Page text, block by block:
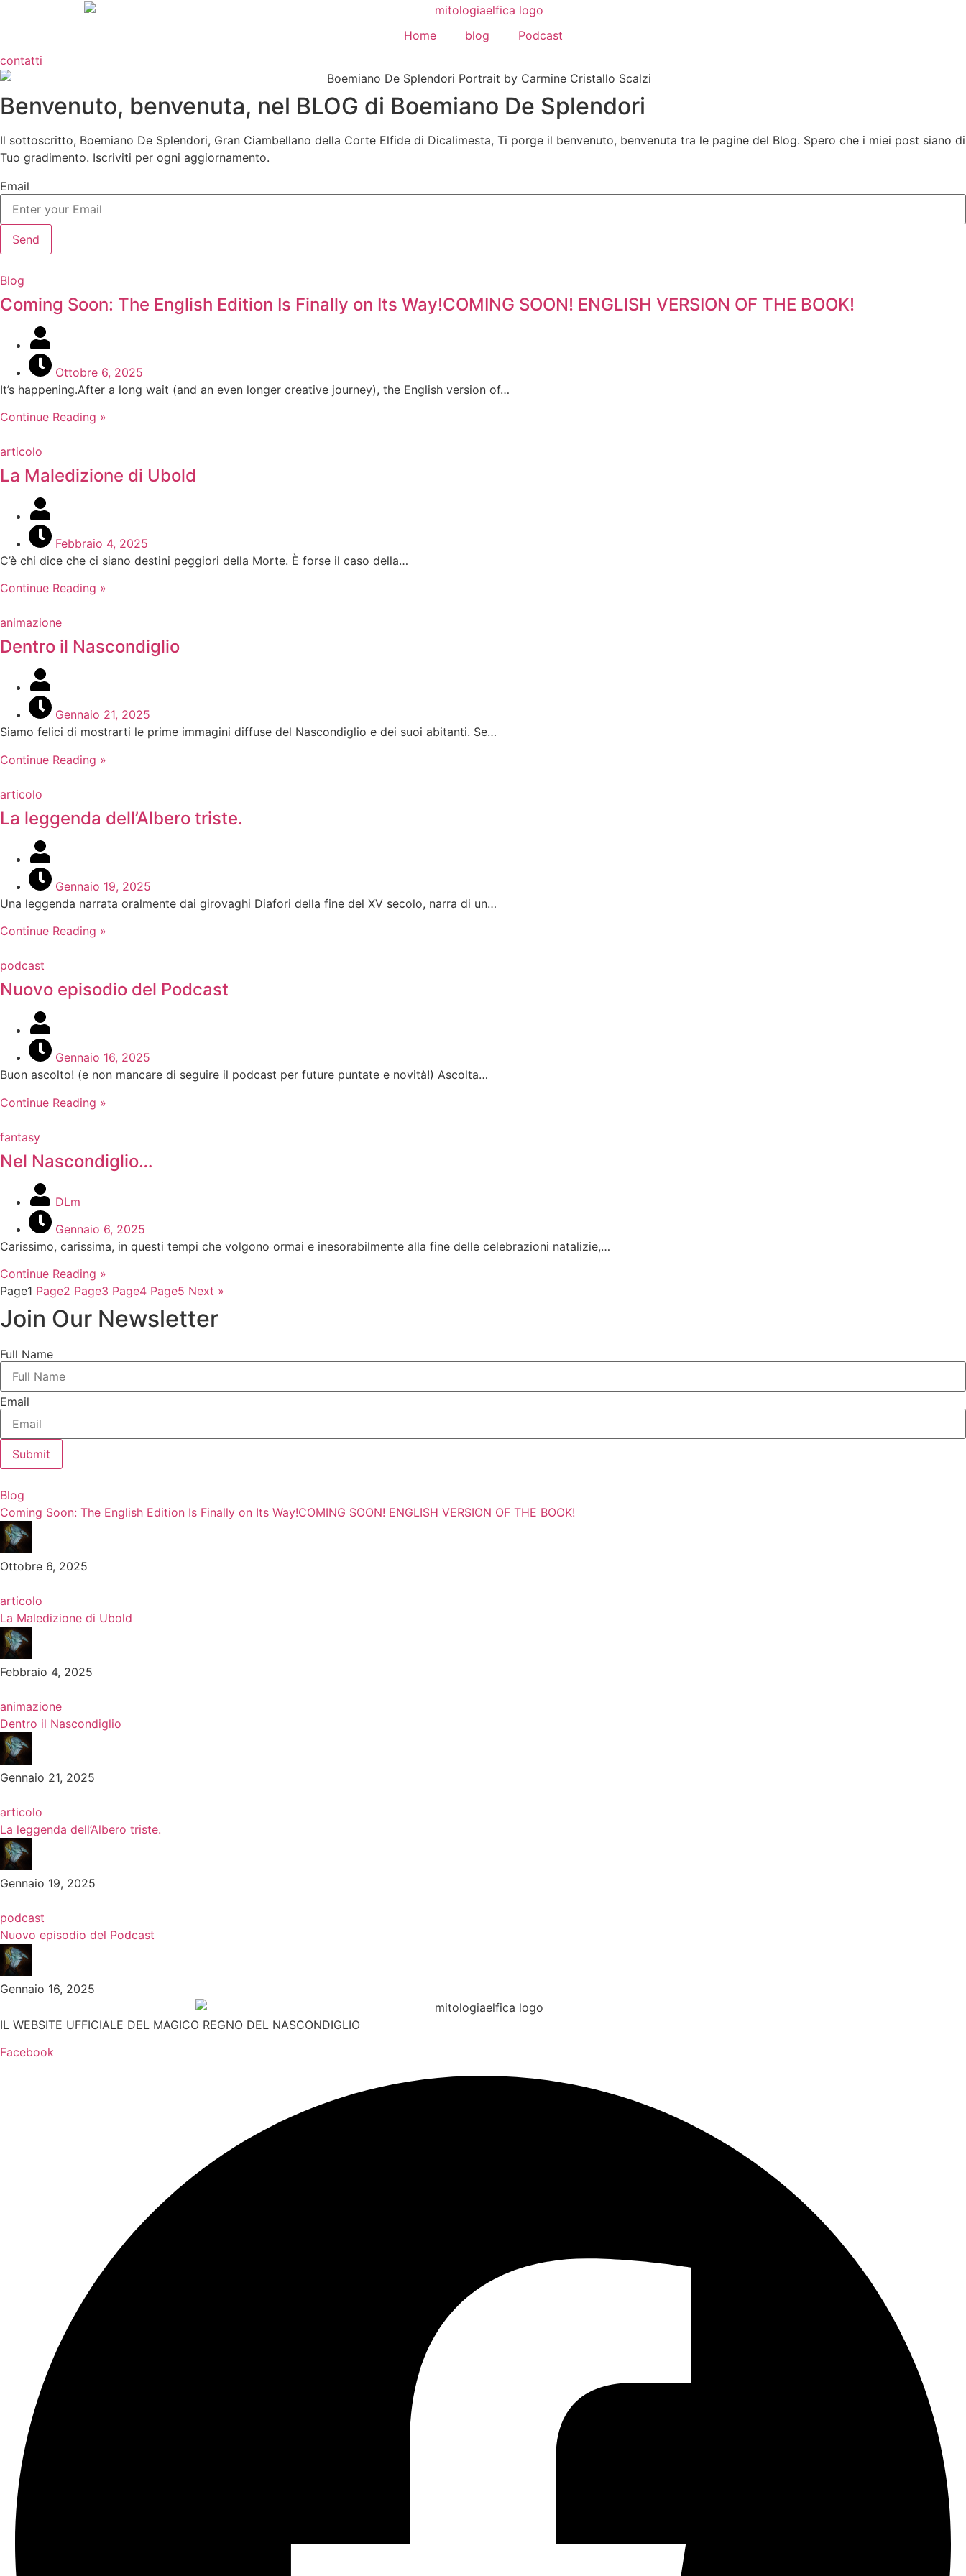
Home blog
Podcast
contatti
Benvenuto, benvenuta, nel BLOG di Boemiano De Splendori
Il sottoscritto, Boemiano De Splendori, Gran Ciambellano della Corte Elfide di Dicalimesta, Ti porge il benvenuto, benvenuta tra le pagine del Blog. Spero che i miei post siano di
Tuo gradimento. Iscriviti per ogni aggiornamento.
Email
Send
Blog
Coming Soon: The English Edition Is Finally on Its Way!COMING SOON! ENGLISH VERSION OF THE BOOK!
Ottobre 6, 2025
It’s happening.After a long wait (and an even longer creative journey), the English version of…
Continue Reading »
articolo
La Maledizione di Ubold
Febbraio 4, 2025
C’è chi dice che ci siano destini peggiori della Morte. È forse il caso della…
Continue Reading »
animazione
Dentro il Nascondiglio
Gennaio 21, 2025
Siamo felici di mostrarti le prime immagini diffuse del Nascondiglio e dei suoi abitanti. Se…
Continue Reading »
articolo
La leggenda dell’Albero triste.
Gennaio 19, 2025
Una leggenda narrata oralmente dai girovaghi Diafori della fine del XV secolo, narra di un…
Continue Reading »
podcast
Nuovo episodio del Podcast
Gennaio 16, 2025
Buon ascolto! (e non mancare di seguire il podcast per future puntate e novità!) Ascolta…
Continue Reading »
fantasy
Nel Nascondiglio…
DLm
Gennaio 6, 2025
Carissimo, carissima, in questi tempi che volgono ormai e inesorabilmente alla fine delle celebrazioni natalizie,…
Continue Reading »
Page1 Page2 Page3 Page4 Page5 Next »
Join Our Newsletter
Full Name
Email
Submit
Blog
Coming Soon: The English Edition Is Finally on Its Way!COMING SOON! ENGLISH VERSION OF THE BOOK!
Ottobre 6, 2025
articolo
La Maledizione di Ubold
Febbraio 4, 2025
animazione
Dentro il Nascondiglio
Gennaio 21, 2025
articolo
La leggenda dell’Albero triste.
Gennaio 19, 2025
podcast
Nuovo episodio del Podcast
Gennaio 16, 2025
IL WEBSITE UFFICIALE DEL MAGICO REGNO DEL NASCONDIGLIO
Facebook